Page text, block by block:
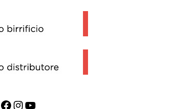
Facebook InstagramYouTube